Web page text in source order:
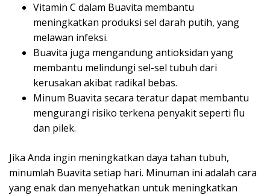
Vitamin C dalam Buavita membantu
meningkatkan produksi sel darah putih, yang
melawan infeksi.
Buavita juga mengandung antioksidan yang
membantu melindungi sel-sel tubuh dari
kerusakan akibat radikal bebas.
Minum Buavita secara teratur dapat membantu
mengurangi risiko terkena penyakit seperti flu
dan pilek.
Jika Anda ingin meningkatkan daya tahan tubuh,
minumlah Buavita setiap hari. Minuman ini adalah cara
yang enak dan menyehatkan untuk meningkatkan